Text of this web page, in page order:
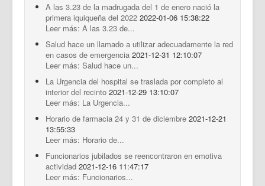
A las 3.23 de la madrugada del 1 de enero nació la
primera iquiqueña del 2022 2022-01-06 15:38:22
Leer más: A las 3.23 de...
Salud hace un llamado a utilizar adecuadamente la red
en casos de emergencia 2021-12-31 12:10:07
Leer más: Salud hace un...
La Urgencia del hospital se traslada por completo al
interior del recinto 2021-12-29 13:10:07
Leer más: La Urgencia...
Horario de farmacia 24 y 31 de diciembre 2021-12-21
13:55:33
Leer más: Horario de...
Funcionarios jubilados se reencontraron en emotiva
actividad 2021-12-16 11:47:17
Leer más: Funcionarios...